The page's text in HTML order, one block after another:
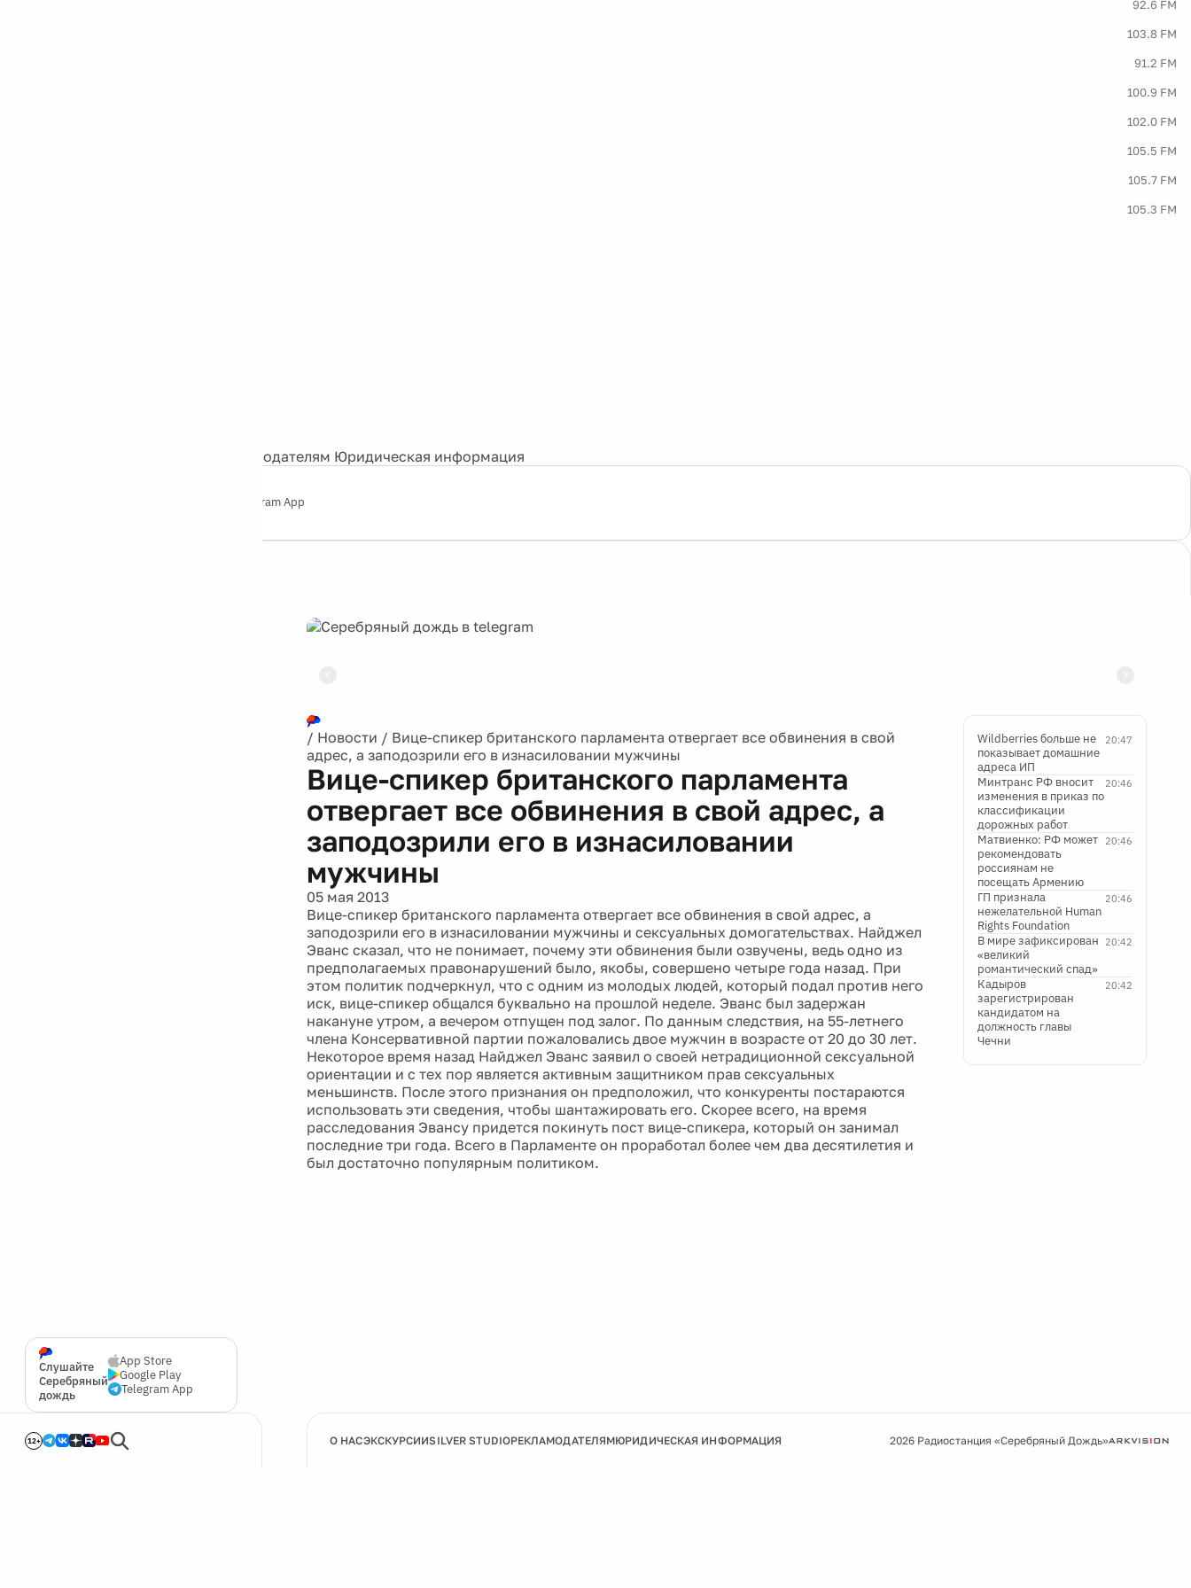
92.6 FM
103.8 FM
91.2 FM
100.9 FM
102.0 FM
105.5 FM
105.7 FM
105.3 FM
Рекламодателям Юридическая информация
Telegram App
Слушайте
Серебряный
дождь
App Store
Google Play
Telegram App
12+
/ Новости / Вице-спикер британского парламента отвергает все обвинения в свой
адрес, а заподозрили его в изнасиловании мужчины
Вице-спикер британского парламента
отвергает все обвинения в свой адрес, а
заподозрили его в изнасиловании
мужчины
05 мая 2013
Вице-спикер британского парламента отвергает все обвинения в свой адрес, а
заподозрили его в изнасиловании мужчины и сексуальных домогательствах. Найджел
Эванс сказал, что не понимает, почему эти обвинения были озвучены, ведь одно из
предполагаемых правонарушений было, якобы, совершено четыре года назад. При
этом политик подчеркнул, что с одним из молодых людей, который подал против него
иск, вице-спикер общался буквально на прошлой неделе. Эванс был задержан
накануне утром, а вечером отпущен под залог. По данным следствия, на 55-летнего
члена Консервативной партии пожаловались двое мужчин в возрасте от 20 до 30 лет.
Некоторое время назад Найджел Эванс заявил о своей нетрадиционной сексуальной
ориентации и с тех пор является активным защитником прав сексуальных
меньшинств. После этого признания он предположил, что конкуренты постараются
использовать эти сведения, чтобы шантажировать его. Скорее всего, на время
расследования Эвансу придется покинуть пост вице-спикера, который он занимал
последние три года. Всего в Парламенте он проработал более чем два десятилетия и
был достаточно популярным политиком.
20:47
Wildberries больше не
показывает домашние
адреса ИП
20:46
Минтранс РФ вносит
изменения в приказ по
классификации
дорожных работ
20:46
Матвиенко: РФ может
рекомендовать
россиянам не
посещать Армению
20:46
ГП признала
нежелательной Human
Rights Foundation
20:42
В мире зафиксирован
«великий
романтический спад»
20:42
Кадыров
зарегистрирован
кандидатом на
должность главы
Чечни
О НАСЭКСКУРСИИSILVER STUDIOРЕКЛАМОДАТЕЛЯМЮРИДИЧЕСКАЯ ИНФОРМАЦИЯ 2026 Радиостанция «Серебряный Дождь»